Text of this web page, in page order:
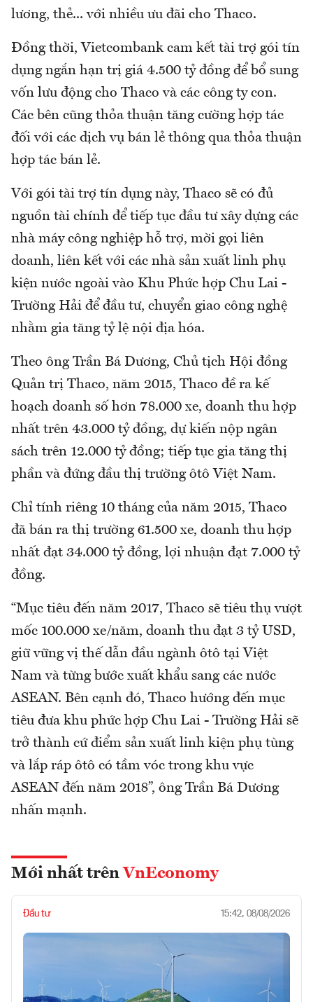
lương, thẻ... với nhiều ưu đãi cho Thaco.
Đồng thời, Vietcombank cam kết tài trợ gói tín
dụng ngắn hạn trị giá 4.500 tỷ đồng để bổ sung
vốn lưu động cho Thaco và các công ty con.
Các bên cũng thỏa thuận tăng cường hợp tác
đối với các dịch vụ bán lẻ thông qua thỏa thuận
hợp tác bán lẻ.
Với gói tài trợ tín dụng này, Thaco sẽ có đủ
nguồn tài chính để tiếp tục đầu tư xây dựng các
nhà máy công nghiệp hỗ trợ, mời gọi liên
doanh, liên kết với các nhà sản xuất linh phụ
kiện nước ngoài vào Khu Phức hợp Chu Lai -
Trường Hải để đầu tư, chuyển giao công nghệ
nhằm gia tăng tỷ lệ nội địa hóa.
Theo ông Trần Bá Dương, Chủ tịch Hội đồng
Quản trị Thaco, năm 2015, Thaco đề ra kế
hoạch doanh số hơn 78.000 xe, doanh thu hợp
nhất trên 43.000 tỷ đồng, dự kiến nộp ngân
sách trên 12.000 tỷ đồng; tiếp tục gia tăng thị
phần và đứng đầu thị trường ôtô Việt Nam.
Chỉ tính riêng 10 tháng của năm 2015, Thaco
đã bán ra thị trường 61.500 xe, doanh thu hợp
nhất đạt 34.000 tỷ đồng, lợi nhuận đạt 7.000 tỷ
đồng.
“Mục tiêu đến năm 2017, Thaco sẽ tiêu thụ vượt
mốc 100.000 xe/năm, doanh thu đạt 3 tỷ USD,
giữ vững vị thế dẫn đầu ngành ôtô tại Việt
Nam và từng bước xuất khẩu sang các nước
ASEAN. Bên cạnh đó, Thaco hướng đến mục
tiêu đưa khu phức hợp Chu Lai - Trường Hải sẽ
trở thành cứ điểm sản xuất linh kiện phụ tùng
và lắp ráp ôtô có tầm vóc trong khu vực
ASEAN đến năm 2018”, ông Trần Bá Dương
nhấn mạnh.
Mới nhất trên VnEconomy
Đầu tư 15:42, 08/08/2026